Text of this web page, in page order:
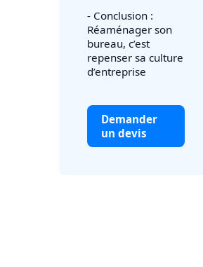
- Conclusion :
Réaménager son
bureau, c’est
repenser sa culture
d’entreprise
Demander
un devis